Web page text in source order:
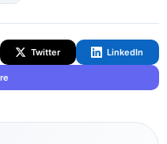
Twitter LinkedIn